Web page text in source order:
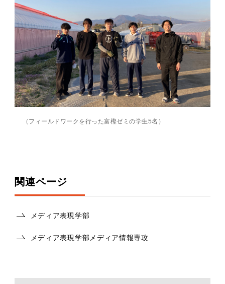
（フィールドワークを行った富樫ゼミの学生5名）
関連ページ
メディア表現学部
メディア表現学部メディア情報専攻